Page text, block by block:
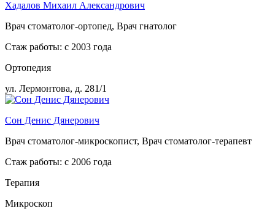
Хадалов Михаил Александрович
Врач стоматолог-ортопед, Врач гнатолог
Стаж работы: с 2003 года
Ортопедия
ул. Лермонтова, д. 281/1
Сон Денис Дянерович
Врач стоматолог-микроскопист, Врач стоматолог-терапевт
Стаж работы: с 2006 года
Терапия
Микроскоп